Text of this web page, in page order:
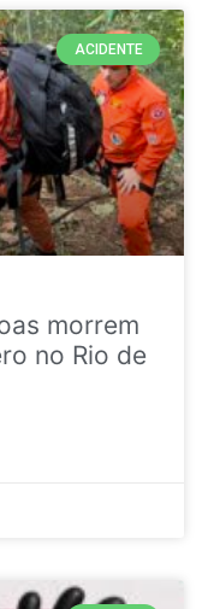
ACIDENTE
morrem
no Rio de